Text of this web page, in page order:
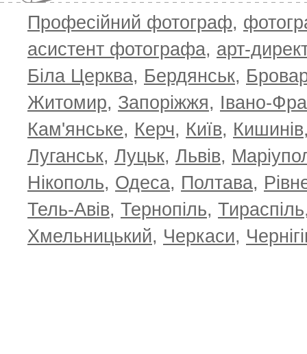
Професійний фотограф,
асистент фотографа, арт-
Біла Церква, Бердянськ,
Житомир, Запоріжжя, Івано-
Кам'янське, Керч, Київ, Кишинів
Луганськ, Луцьк, Львів,
Нікополь, Одеса, Полтава,
Тель-Авів, Тернопіль, Тираспіль
Хмельницький, Черкаси,